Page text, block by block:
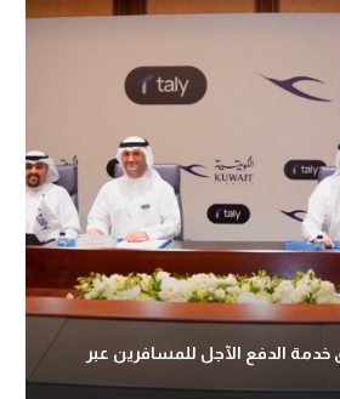
الدفع الآجل للمسافرين عبر